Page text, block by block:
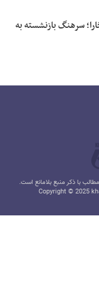
سرهنگ بازنشسته به
با ذکر منبع بلامانع است.
Copyright © 2025